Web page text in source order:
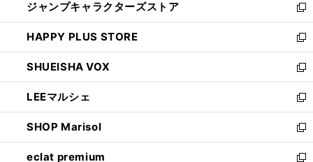
く
ィ
ン
ド
ウ
で
開
く
い
ウ
ィ
ン
ド
ウ
で
開
く
ジャンプキャラクターズストア
新
し
い
ウ
ィ
ン
ド
ウ
で
開
く
HAPPY PLUS STORE
新
し
い
ウ
ィ
ン
ド
ウ
で
SHUEISHA VOX
新
し
い
ウ
ィ
ン
ド
LEEマルシェ
新
し
い
ウ
ィ
SHOP Marisol
新
し
い
eclat premium